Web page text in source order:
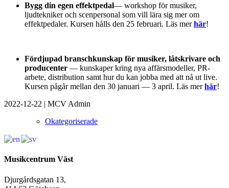
Bygg din egen effektpedal— workshop för musiker,
ljudtekniker och scenpersonal som vill lära sig mer om
effektpedaler. Kursen hålls den 25 februari. Läs merhär!
Fördjupad branschkunskap för musiker, låtskrivare och
producenter — kunskaper kring nya affärsmodeller, PR-
arbete, distribution samt hur du kan jobba med att nå ut live.
Kursen pågår mellan den 30 januari — 3 april. Läs merhär!
2022-12-22 | MCV Admin
Okategoriserade
Musikcentrum Väst
Djurgårdsgatan 13,